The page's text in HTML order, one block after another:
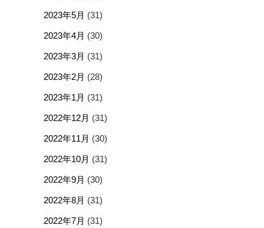
2023年5月 (31)
2023年4月 (30)
2023年3月 (31)
2023年2月 (28)
2023年1月 (31)
2022年12月 (31)
2022年11月 (30)
2022年10月 (31)
2022年9月 (30)
2022年8月 (31)
2022年7月 (31)